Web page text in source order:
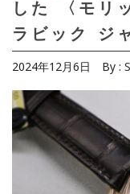
した 〈モリ
ラビック ジ
2024年12月6日 By :